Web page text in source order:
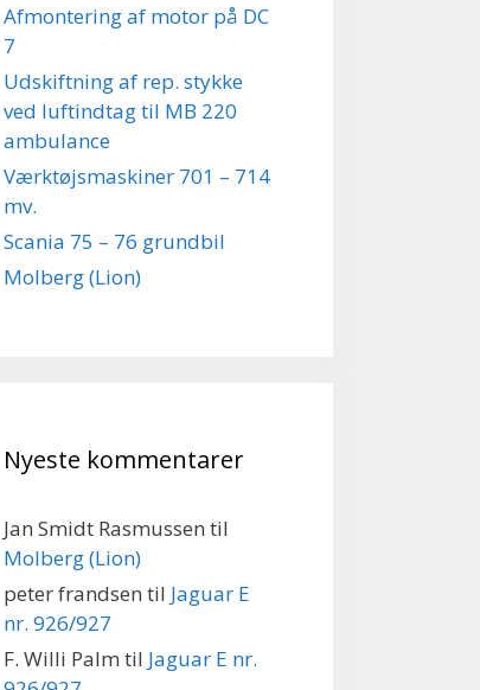
Afmontering af motor på DC
7
Udskiftning af rep. stykke
ved luftindtag til MB 220
ambulance
Værktøjsmaskiner 701 – 714
mv.
Scania 75 – 76 grundbil
Molberg (Lion)
Nyeste kommentarer
Jan Smidt Rasmussen til
Molberg (Lion)
peter frandsen til Jaguar E
nr. 926/927
F. Willi Palm til Jaguar E nr.